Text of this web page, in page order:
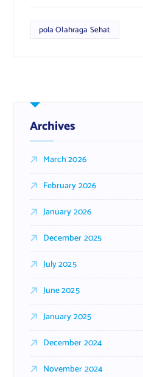
pola Olahraga Sehat
Archives
March 2026
February 2026
January 2026
December 2025
July 2025
June 2025
January 2025
December 2024
November 2024